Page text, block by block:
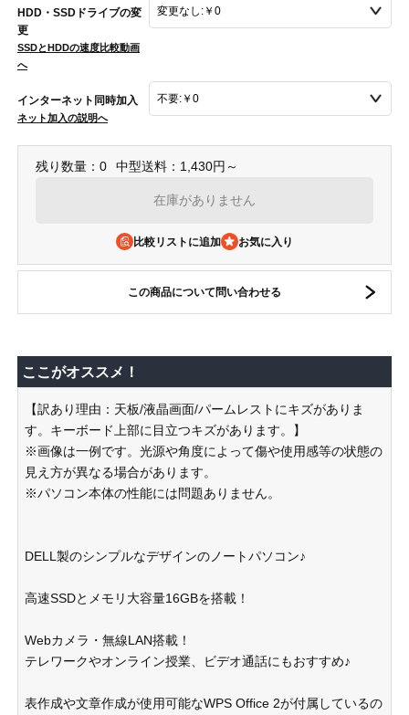
HDD・SSDドライブの変
更
SSDとHDDの速度比較動画
へ
インターネット同時加入
ネット加入の説明へ
残り数量：0 中型送料：1,430円～
在庫がありません
比較リストに追加
この商品について問い合わせる
ここがオススメ！
【訳あり理由：天板/液晶画面/パームレストにキズがありま
す。キーボード上部に目立つキズがあります。】
※画像は一例です。光源や角度によって傷や使用感等の状態の
見え方が異なる場合があります。
※パソコン本体の性能には問題ありません。
DELL製のシンプルなデザインのノートパソコン♪
高速SSDとメモリ大容量16GBを搭載！
Webカメラ・無線LAN搭載！
テレワークやオンライン授業、ビデオ通話にもおすすめ♪
表作成や文章作成が使用可能なWPS Office 2が付属しているの